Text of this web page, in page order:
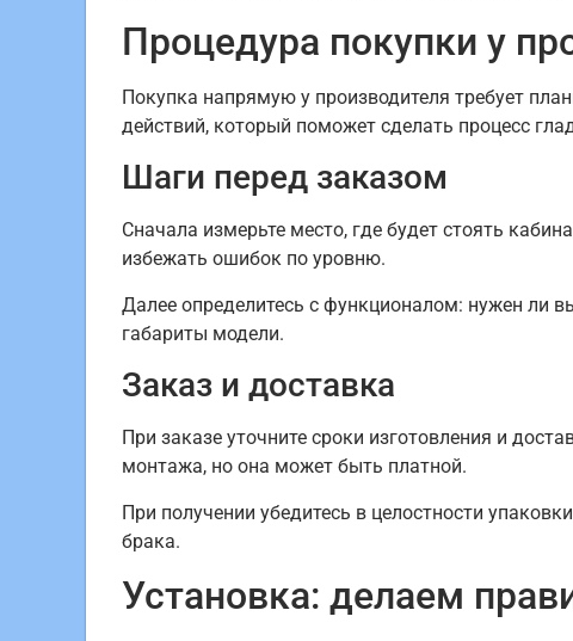
Процедура покупки у
Покупка напрямую у производителя требует
действий, который поможет сделать процесс
Шаги перед заказом
Сначала измерьте место, где будет стоять
избежать ошибок по уровню.
Далее определитесь с функционалом: нужен ли
габариты модели.
Заказ и доставка
При заказе уточните сроки изготовления и
монтажа, но она может быть платной.
При получении убедитесь в целостности
брака.
Установка: делаем